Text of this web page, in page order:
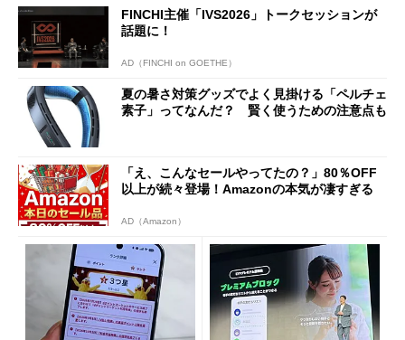
FINCHI主催「IVS2026」トークセッションが
話題に！
AD（FINCHI on GOETHE）
夏の暑さ対策グッズでよく見掛ける「ペルチェ
素子」ってなんだ？ 賢く使うための注意点も
「え、こんなセールやってたの？」80％OFF
以上が続々登場！Amazonの本気が凄すぎる
AD（Amazon）